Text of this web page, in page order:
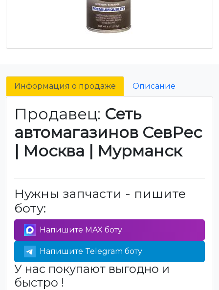
Информация о продаже Описание
Продавец: Сеть
автомагазинов СевРес
| Москва | Мурманск
Нужны запчасти - пишите
боту:
Напишите MAX боту
Напишите Telegram боту
У нас покупают выгодно и
быстро !